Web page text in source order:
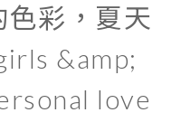
色彩，夏天
&amp;
love